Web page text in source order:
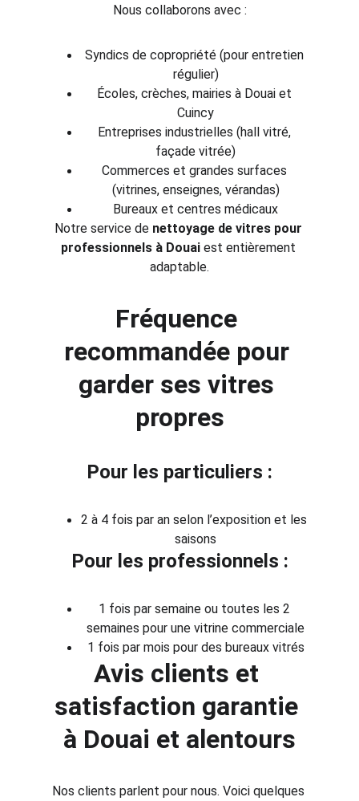
Nous collaborons avec :
Syndics de copropriété (pour entretien
régulier)
Écoles, crèches, mairies à Douai et
Cuincy
Entreprises industrielles (hall vitré,
façade vitrée)
Commerces et grandes surfaces
(vitrines, enseignes, vérandas)
Bureaux et centres médicaux
Notre service de nettoyage de vitres pour
professionnels à Douai est entièrement
adaptable.
Fréquence
recommandée pour
garder ses vitres
propres
Pour les particuliers :
2 à 4 fois par an selon l’exposition et les
saisons
Pour les professionnels :
1 fois par semaine ou toutes les 2
semaines pour une vitrine commerciale
1 fois par mois pour des bureaux vitrés
Avis clients et
satisfaction garantie
à Douai et alentours
Nos clients parlent pour nous. Voici quelques